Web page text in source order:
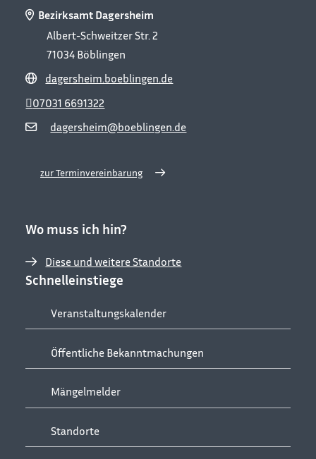
Bezirksamt Dagersheim
Albert-Schweitzer Str. 2
71034 Böblingen
dagersheim.boeblingen.de
dagersheim@boeblingen.de
07031 6691322
zur Terminvereinbarung
Wo muss ich hin?
Diese und weitere Standorte
Schnelleinstiege
Veranstaltungskalender
Öffentliche Bekanntmachungen
Mängelmelder
Standorte